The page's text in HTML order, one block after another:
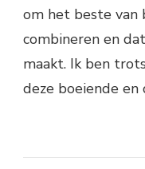
om het beste
combineren en
maakt. Ik ben
deze boeiende en